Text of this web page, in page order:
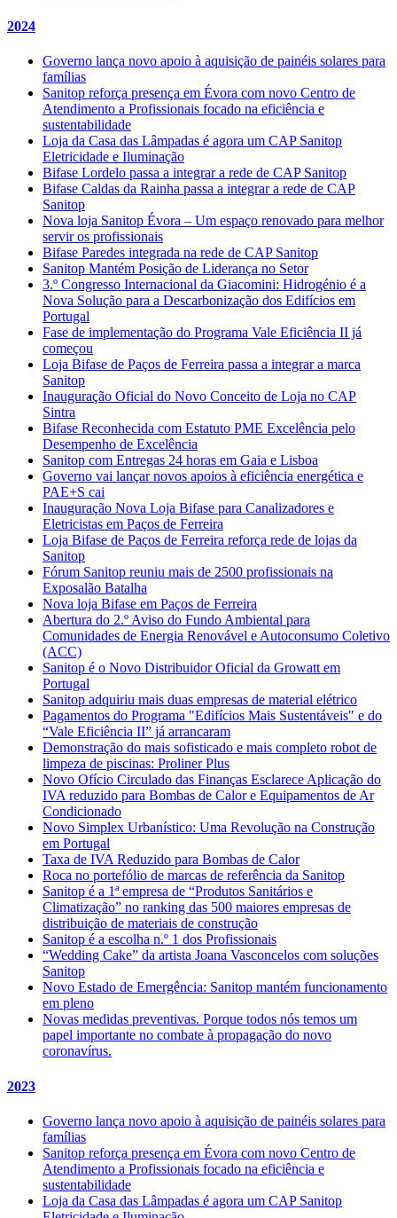
2024
Governo lança novo apoio à aquisição de painéis solares para
famílias
Sanitop reforça presença em Évora com novo Centro de
Atendimento a Profissionais focado na eficiência e
sustentabilidade
Loja da Casa das Lâmpadas é agora um CAP Sanitop
Eletricidade e Iluminação
Bifase Lordelo passa a integrar a rede de CAP Sanitop
Bifase Caldas da Rainha passa a integrar a rede de CAP
Sanitop
Nova loja Sanitop Évora – Um espaço renovado para melhor
servir os profissionais
Bifase Paredes integrada na rede de CAP Sanitop
Sanitop Mantém Posição de Liderança no Setor
3.º Congresso Internacional da Giacomini: Hidrogénio é a
Nova Solução para a Descarbonização dos Edifícios em
Portugal
Fase de implementação do Programa Vale Eficiência II já
começou
Loja Bifase de Paços de Ferreira passa a integrar a marca
Sanitop
Inauguração Oficial do Novo Conceito de Loja no CAP
Sintra
Bifase Reconhecida com Estatuto PME Excelência pelo
Desempenho de Excelência
Sanitop com Entregas 24 horas em Gaia e Lisboa
Governo vai lançar novos apoios à eficiência energética e
PAE+S cai
Inauguração Nova Loja Bifase para Canalizadores e
Eletricistas em Paços de Ferreira
Loja Bifase de Paços de Ferreira reforça rede de lojas da
Sanitop
Fórum Sanitop reuniu mais de 2500 profissionais na
Exposalão Batalha
Nova loja Bifase em Paços de Ferreira
Abertura do 2.º Aviso do Fundo Ambiental para
Comunidades de Energia Renovável e Autoconsumo Coletivo
(ACC)
Sanitop é o Novo Distribuidor Oficial da Growatt em
Portugal
Sanitop adquiriu mais duas empresas de material elétrico
Pagamentos do Programa "Edifícios Mais Sustentáveis" e do
“Vale Eficiência II” já arrancaram
Demonstração do mais sofisticado e mais completo robot de
limpeza de piscinas: Proliner Plus
Novo Ofício Circulado das Finanças Esclarece Aplicação do
IVA reduzido para Bombas de Calor e Equipamentos de Ar
Condicionado
Novo Simplex Urbanístico: Uma Revolução na Construção
em Portugal
Taxa de IVA Reduzido para Bombas de Calor
Roca no portefólio de marcas de referência da Sanitop
Sanitop é a 1ª empresa de “Produtos Sanitários e
Climatização” no ranking das 500 maiores empresas de
distribuição de materiais de construção
Sanitop é a escolha n.º 1 dos Profissionais
“Wedding Cake” da artista Joana Vasconcelos com soluções
Sanitop
Novo Estado de Emergência: Sanitop mantém funcionamento
em pleno
Novas medidas preventivas. Porque todos nós temos um
papel importante no combate à propagação do novo
coronavírus.
2023
Governo lança novo apoio à aquisição de painéis solares para
famílias
Sanitop reforça presença em Évora com novo Centro de
Atendimento a Profissionais focado na eficiência e
sustentabilidade
Loja da Casa das Lâmpadas é agora um CAP Sanitop